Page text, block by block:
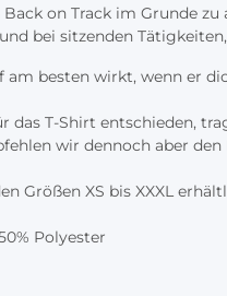
Back on Track im Grunde
bei sitzenden
am besten wirkt, wenn er
das T-Shirt entschieden,
wir dennoch aber
Größen XS bis XXXL
Polyester